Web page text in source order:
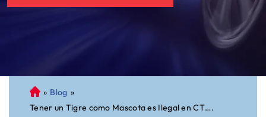
A
bo
» Blog »
Tener un Tigre como Mascota es Ilegal en CT….